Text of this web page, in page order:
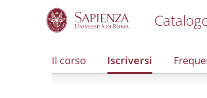
Il corso Iscriversi